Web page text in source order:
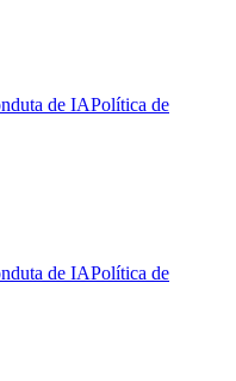
de IAPolítica de
de IAPolítica de